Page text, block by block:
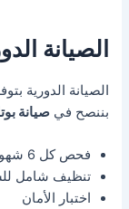
الصيانة
الصيانة الدورية
بننصح فيصيانة
فحص كل 6 شهور
تنظيف شامل
اختبار الأمان